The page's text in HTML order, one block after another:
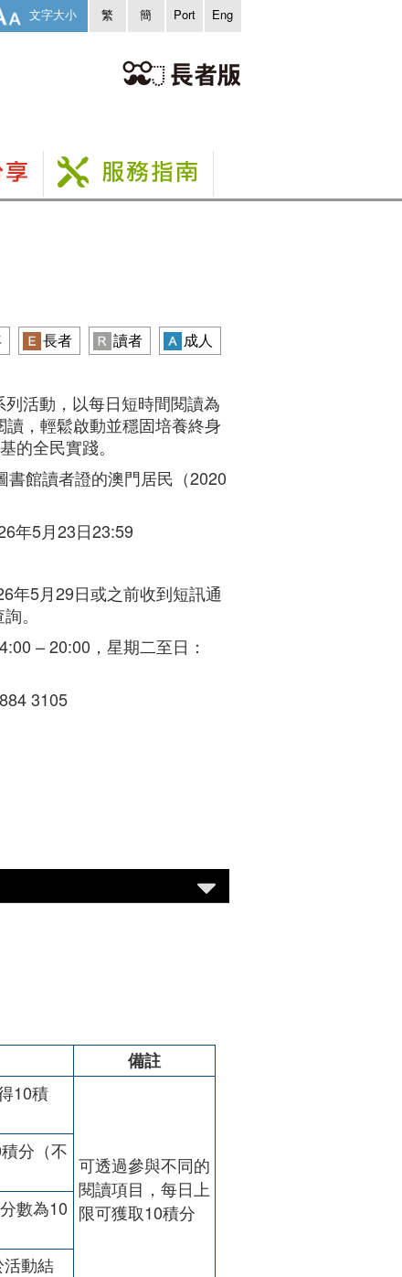
文字大小 繁 簡 Port Eng
長者 讀者
成人
列活動，以每日短時間閱讀為
，輕鬆啟動並穩固培養終身
的全民實踐。
館讀者證的澳門居民（2020
年5月23日23:59
年5月29日或之前收到短訊通
。
– 20:00，星期二至日：
3105
備註
10積
可透過參與不同的
閱讀項目，每日上
限可獲取10積分
分（不
數為10
活動結